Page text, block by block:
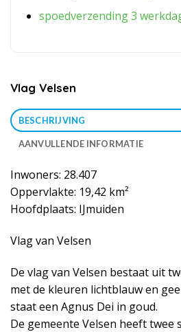
spoedverzending 3
Vlag Velsen
BESCHRIJVING
AANVULLENDE INFORMATIE
Inwoners: 28.407
Oppervlakte: 19,42 km²
Hoofdplaats: IJmuiden
Vlag van Velsen
De vlag van Velsen bestaat uit
met de kleuren lichtblauw en
staat een Agnus Dei in goud.
De gemeente Velsen heeft twee